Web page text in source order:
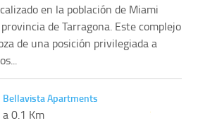
en la población de Miami
de Tarragona. Este complejo
de una posición privilegiada a
Bellavista Apartments
a 0.1 Km